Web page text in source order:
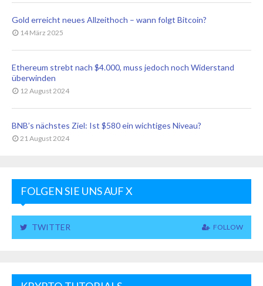
Gold erreicht neues Allzeithoch – wann folgt Bitcoin?
14 März 2025
Ethereum strebt nach $4.000, muss jedoch noch Widerstand
überwinden
12 August 2024
BNB’s nächstes Ziel: Ist $580 ein wichtiges Niveau?
21 August 2024
FOLGEN SIE UNS AUF X
TWITTER FOLLOW